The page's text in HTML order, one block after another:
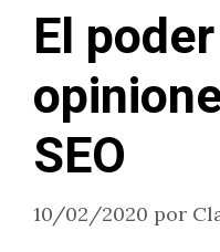
El
SEO
10/02/2020 por